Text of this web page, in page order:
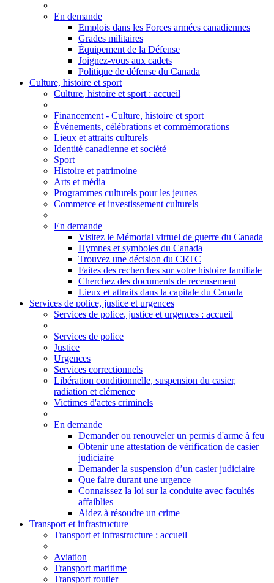
En demande
Emplois dans les Forces armées canadiennes
Grades militaires
Équipement de la Défense
Joignez-vous aux cadets
Politique de défense du Canada
Culture, histoire et sport
Culture, histoire et sport : accueil
Financement - Culture, histoire et sport
Événements, célébrations et commémorations
Lieux et attraits culturels
Identité canadienne et société
Sport
Histoire et patrimoine
Arts et média
Programmes culturels pour les jeunes
Commerce et investissement culturels
En demande
Visitez le Mémorial virtuel de guerre du Canada
Hymnes et symboles du Canada
Trouvez une décision du CRTC
Faites des recherches sur votre histoire familiale
Cherchez des documents de recensement
Lieux et attraits dans la capitale du Canada
Services de police, justice et urgences
Services de police, justice et urgences : accueil
Services de police
Justice
Urgences
Services correctionnels
Libération conditionnelle, suspension du casier,
radiation et clémence
Victimes d'actes criminels
En demande
Demander ou renouveler un permis d'arme à feu
Obtenir une attestation de vérification de casier
judiciaire
Demander la suspension d’un casier judiciaire
Que faire durant une urgence
Connaissez la loi sur la conduite avec facultés
affaiblies
Aidez à résoudre un crime
Transport et infrastructure
Transport et infrastructure : accueil
Aviation
Transport maritime
Transport routier